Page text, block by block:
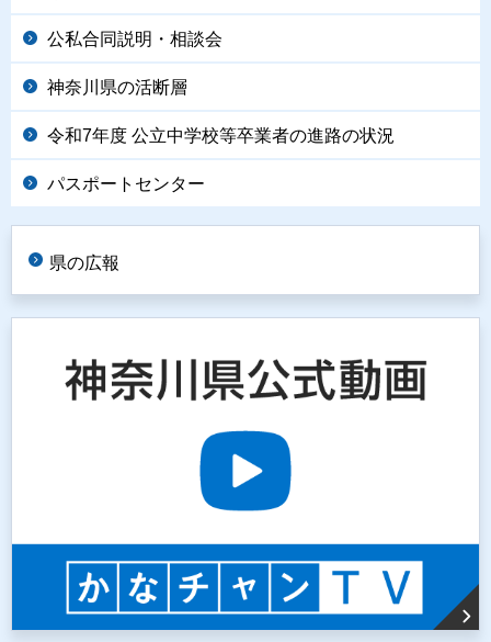
公私合同説明・相談会
神奈川県の活断層
令和7年度 公立中学校等卒業者の進路の状況
パスポートセンター
県の広報